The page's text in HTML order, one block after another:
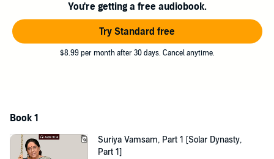
©1993 Sivasankari (P)2019 Pustaka Digital Media Pvt. Ltd., India
You're getting a free audiobook.
Try Standard free
$8.99 per month after 30 days. Cancel anytime.
Book 1
Suriya Vamsam, Part 1 [Solar Dynasty,
Part 1]